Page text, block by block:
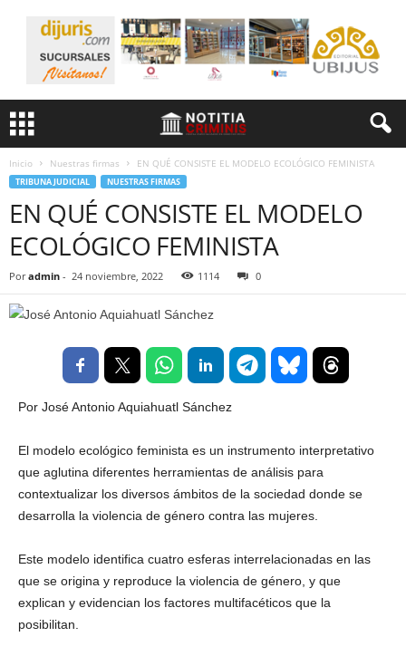
Inicio Nuestras firmas EN QUÉ CONSISTE EL MODELO ECOLÓGICO FEMINISTA
TRIBUNA JUDICIAL NUESTRAS FIRMAS
EN QUÉ CONSISTE EL MODELO
ECOLÓGICO FEMINISTA
Por admin - 24 noviembre, 2022 1114 0
Por José Antonio Aquiahuatl Sánchez
El modelo ecológico feminista es un instrumento interpretativo
que aglutina diferentes herramientas de análisis para
contextualizar los diversos ámbitos de la sociedad donde se
desarrolla la violencia de género contra las mujeres.
Este modelo identifica cuatro esferas interrelacionadas en las
que se origina y reproduce la violencia de género, y que
explican y evidencian los factores multifacéticos que la
posibilitan.